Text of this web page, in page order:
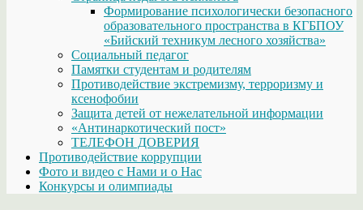
Формирование психологически безопасного
образовательного пространства в КГБПОУ
«Бийский техникум лесного хозяйства»
Социальный педагог
Памятки студентам и родителям
Противодействие экстремизму, терроризму и
ксенофобии
Защита детей от нежелательной информации
«Антинаркотический пост»
ТЕЛЕФОН ДОВЕРИЯ
Противодействие коррупции
Фото и видео с Нами и о Нас
Конкурсы и олимпиады